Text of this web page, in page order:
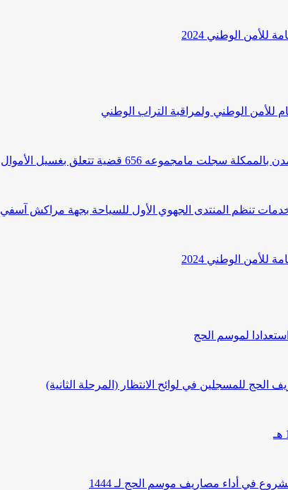
للأمن الوطني 2024
للأمن الوطني ولمراقبة التراب الوطني
تنظم المنتدى الجهوي الأول للسياحة بجهة مراكش آسفي
للأمن الوطني 2024
لموسم الحج
الحج للمسجلين في لوائح الانتظار (المرحلة الثانية)
في أداء مصاريف موسم الحج لـ 1444